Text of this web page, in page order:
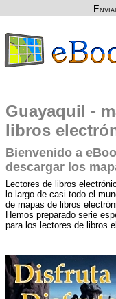
Guayaquil -
libros
Bienvenido a
descargar los
Lectores de libros
lo largo de casi todo el
de mapas de libros
Hemos preparado serie
para los lectores de libros